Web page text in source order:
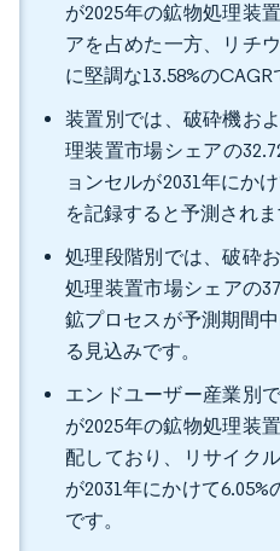
が2025年の鉱物処理装
アを占めた一方、リチ
に堅調な13.58%の
装置別では、破砕機お
理装置市場シェアの
ョンセルが2031年にか
を記録すると予測されま
処理段階別では、破砕
処理装置市場シェアの
鉱プロセスが予測期間
る見込みです。
エンドユーザー産業別
が2025年の鉱物処理装
配しており、リサイク
が2031年にかけて
です。